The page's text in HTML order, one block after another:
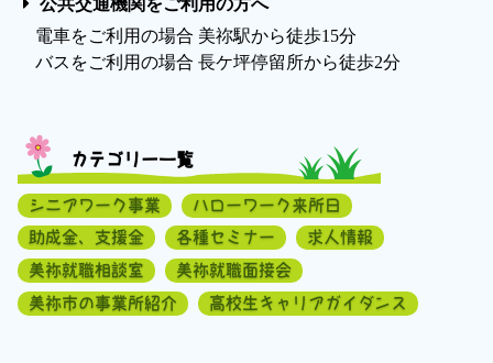
電車をご利用の場合 美祢駅から徒歩15分
バスをご利用の場合 長ケ坪停留所から徒歩2分
カテゴリー一覧
シニアワーク事業
ハローワーク来所日
助成金、支援金
各種セミナー
求人情報
美祢就職相談室
美祢就職面接会
美祢市の事業所紹介
高校生キャリアガイダンス